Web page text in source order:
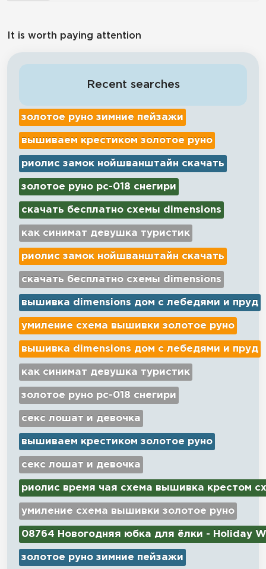
It is worth paying attention
Recent searches
золотое руно зимние пейзажи
вышиваем крестиком золотое руно
риолис замок нойшванштайн скачать
золотое руно рс-018 снегири
скачать бесплатно схемы dimensions
как синимат девушка туристик
риолис замок нойшванштайн скачать
скачать бесплатно схемы dimensions
вышивка dimensions дом с лебедями и пруд
умиление схема вышивки золотое руно
вышивка dimensions дом с лебедями и пруд
как синимат девушка туристик
золотое руно рс-018 снегири
секс лошат и девочка
вышиваем крестиком золотое руно
секс лошат и девочка
риолис время чая схема вышивка крестом
умиление схема вышивки золотое руно
08764 Новогодняя юбка для ёлки - Holiday
золотое руно зимние пейзажи